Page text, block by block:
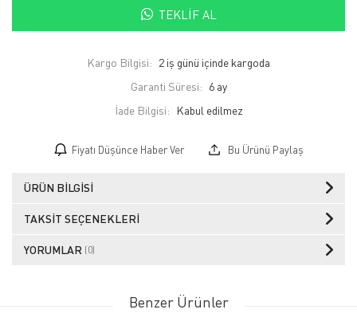
TEKLIF AL
Kargo Bilgisi: 2 iş günü içinde kargoda
Garanti Süresi: 6 ay
İade Bilgisi:
Fiyatı Düşünce Haber Ver Bu Ürünü Paylaş
ÜRÜN BILGISI
TAKSIT SEÇENEKLERI
YORUMLAR (0)
Benzer Ürünler